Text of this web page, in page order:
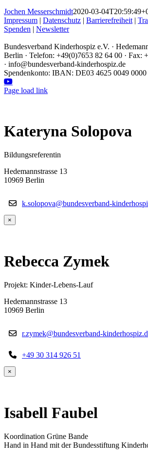
Jochen Messerschmidt2020-03-
Impressum | Datenschutz | Barrierefreiheit|
Spenden | Newsletter
Bundesverband Kinderhospiz e.V. ·
Berlin · Telefon: +49(0)7653 82 64 00 · Fax:
· info@bundesverband-kinderhospiz.de
Spendenkonto: IBAN: DE03 4625 0049 0000
Facebook
Instagram
LinkedIn
YouTube
Page load link
Kateryna Solopova
Bildungsreferentin
Hedemannstrasse 13
10969 Berlin
k.solopova@bundesverband-
×
Rebecca Zymek
Projekt: Kinder-Lebens-Lauf
Hedemannstrasse 13
10969 Berlin
r.zymek@bundesverband-
+49 30 314 926 51
×
Isabell Faubel
Koordination Grüne Bande
Hand in Hand mit der Bundesstiftung